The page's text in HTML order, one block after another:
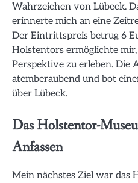
Wahrzeichen von Lübeck.
erinnerte mich an eine
Der Eintrittspreis betrug 6
Holstentors ermöglichte
Perspektive zu erleben. Die
atemberaubend und bot
über Lübeck.
Das Holstentor-
Anfassen
Mein nächstes Ziel war das